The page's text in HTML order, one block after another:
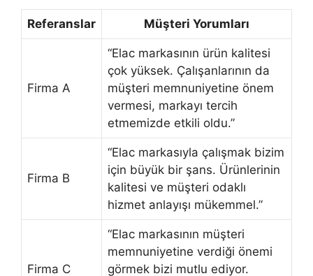
Referanslar Müşteri Yorumları
Firma A
“Elac markasının ürün kalitesi
çok yüksek. Çalışanlarının da
müşteri memnuniyetine önem
vermesi, markayı tercih
etmemizde etkili oldu.”
Firma B
“Elac markasıyla çalışmak bizim
için büyük bir şans. Ürünlerinin
kalitesi ve müşteri odaklı
hizmet anlayışı mükemmel.”
Firma C
“Elac markasının müşteri
memnuniyetine verdiği önemi
görmek bizi mutlu ediyor.